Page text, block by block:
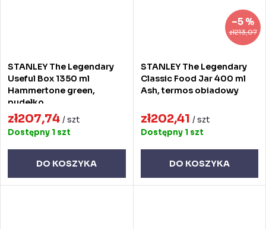
STANLEY The Legendary
Useful Box 1350 ml
Hammertone green,
pudełko
zł207,74 / szt
Dostępny 1 szt
DO KOSZYKA
zł213,07
–5 %
STANLEY The Legendary
Classic Food Jar 400 ml
Ash, termos obiadowy
zł202,41 / szt
Dostępny 1 szt
DO KOSZYKA